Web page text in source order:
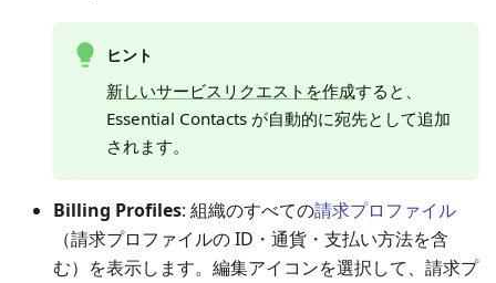
ヒント
新しいサービスリクエストを作成すると、
Essential Contacts が自動的に宛先として追加
されます。
Billing Profiles: 組織のすべての請求プロファイル
（請求プロファイルの ID・通貨・支払い方法を含
む）を表示します。編集アイコンを選択して、請求プ